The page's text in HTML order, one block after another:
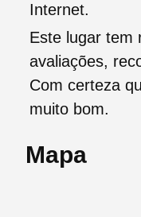
Internet.
Este lugar tem
avaliações,
Com certeza
muito bom.
Mapa